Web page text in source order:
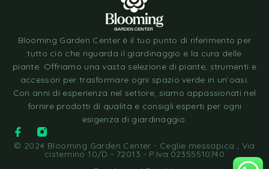
Blooming Garden Center è il tuo punto di riferimento per
tutto ciò che riguarda il giardinaggio e la cura delle
piante. Offriamo una vasta selezione di piante, strumenti e
accessori per trasformare ogni spazio verde in un’oasi.
Con anni di esperienza nel settore, siamo appassionati nel
fornire prodotti di qualità e consigli esperti per ogni
esigenza di giardinaggio.
© 2024 Blooming Garden Center - Ceglie messapica , Via
cisternino 10/D - 72013 - P.Iva:02355510740